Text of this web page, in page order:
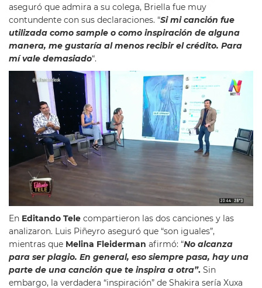
aseguró que admira a su colega, Briella fue muy
contundente con sus declaraciones. “Si mi canción fue
utilizada como sample o como inspiración de alguna
manera, me gustaría al menos recibir el crédito. Para
mí vale demasiado“.
En Editando Tele compartieron las dos canciones y las
analizaron. Luis Piñeyro aseguró que “son iguales”,
mientras que Melina Fleiderman afirmó: “No alcanza
para ser plagio. En general, eso siempre pasa, hay una
parte de una canción que te inspira a otra”. Sin
embargo, la verdadera “inspiración” de Shakira sería Xuxa